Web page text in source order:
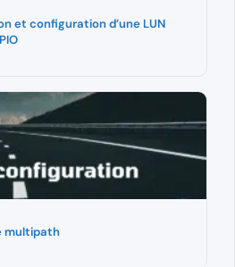
et configuration d’une LUN
multipath